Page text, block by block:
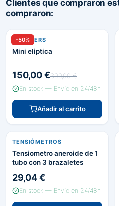
Clientes que compraron
compraron:
-50%
PEDALIERS
Mini eliptica
150,00 €300,00 €
En stock — Envío en 24/48h
Añadir al carrito
TENSIÓMETROS
Tensiometro aneroide de 1
tubo con 3 brazaletes
29,04 €
En stock — Envío en 24/48h